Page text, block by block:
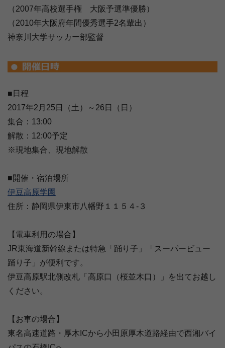
（2007年高校選手権 大阪予選準優勝）
（2010年大阪府年間優秀選手2名輩出）
神奈川大学サッカー部監督
■日程
2017年2月25日（土）～26日（日）
集合：13:00
解散：12:00予定
※現地集合、現地解散
■開催・宿泊場所
伊豆高原学園
住所：静岡県伊東市八幡野１１５４‐３
【電車利用の場合】
JR東海道新幹線または特急「踊り子」「スーパービュー
踊り子」が便利です。
伊豆高原駅北側改札「高原口（桜並木口）」を出てお越し
ください。
【お車の場合】
東名高速道路・厚木ICから小田原厚木道路経由で西湘バイ